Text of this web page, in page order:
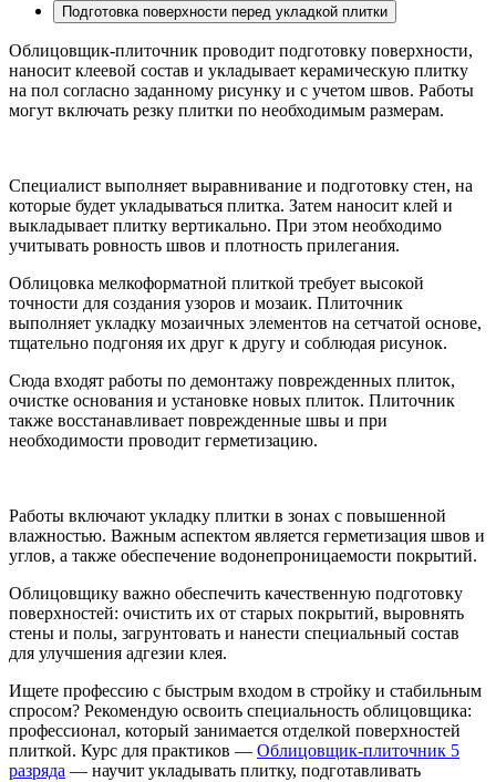
Подготовка поверхности перед укладкой плитки
Облицовщик-плиточник проводит подготовку поверхности,
наносит клеевой состав и укладывает керамическую плитку
на пол согласно заданному рисунку и с учетом швов. Работы
могут включать резку плитки по необходимым размерам.
Специалист выполняет выравнивание и подготовку стен, на
которые будет укладываться плитка. Затем наносит клей и
выкладывает плитку вертикально. При этом необходимо
учитывать ровность швов и плотность прилегания.
Облицовка мелкоформатной плиткой требует высокой
точности для создания узоров и мозаик. Плиточник
выполняет укладку мозаичных элементов на сетчатой основе,
тщательно подгоняя их друг к другу и соблюдая рисунок.
Сюда входят работы по демонтажу поврежденных плиток,
очистке основания и установке новых плиток. Плиточник
также восстанавливает поврежденные швы и при
необходимости проводит герметизацию.
Работы включают укладку плитки в зонах с повышенной
влажностью. Важным аспектом является герметизация швов и
углов, а также обеспечение водонепроницаемости покрытий.
Облицовщику важно обеспечить качественную подготовку
поверхностей: очистить их от старых покрытий, выровнять
стены и полы, загрунтовать и нанести специальный состав
для улучшения адгезии клея.
Ищете профессию с быстрым входом в стройку и стабильным
спросом? Рекомендую освоить специальность облицовщика:
профессионал, который занимается отделкой поверхностей
плиткой. Курс для практиков — Облицовщик-плиточник 5
разряда — научит укладывать плитку, подготавливать